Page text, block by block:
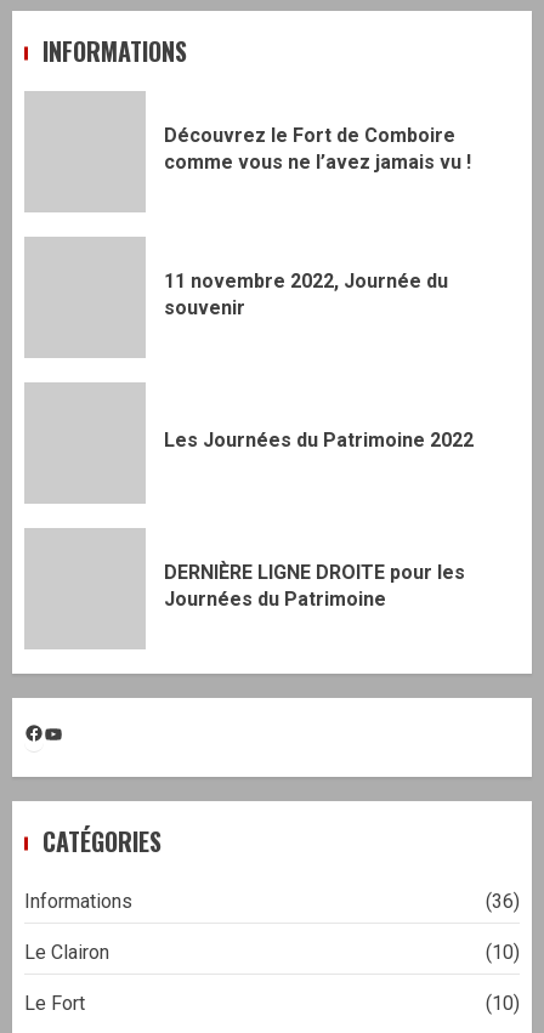
INFORMATIONS
Découvrez le Fort de Comboire
comme vous ne l’avez jamais vu !
11 novembre 2022, Journée du
souvenir
Les Journées du Patrimoine 2022
DERNIÈRE LIGNE DROITE pour les
Journées du Patrimoine
CATÉGORIES
Informations (36)
Le Clairon (10)
Le Fort
(10)